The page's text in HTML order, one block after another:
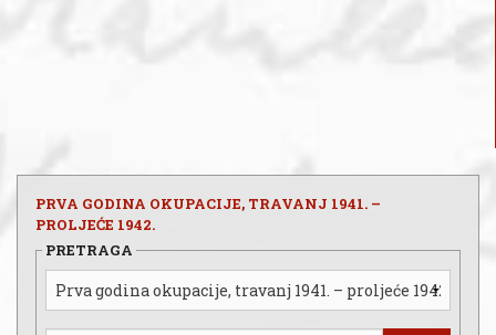
PRVA GODINA OKUPACIJE, TRAVANJ 1941. –
PROLJEĆE 1942.
PRETRAGA